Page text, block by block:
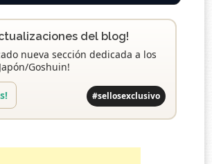
del blog!
nueva sección dedicada a los
Goshuin!
#sellosexclusivo